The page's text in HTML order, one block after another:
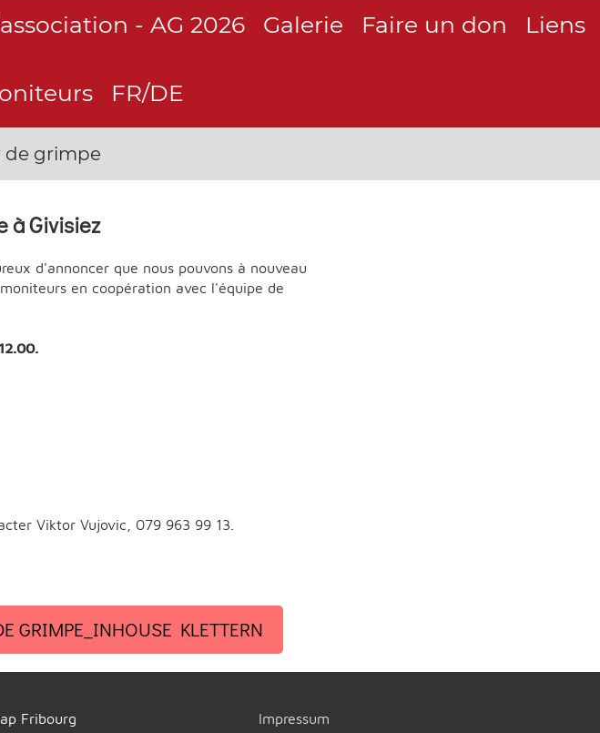
- AG 2026 Galerie Faire un don Liens
FR/DE
de grimpe
à Givisiez
d'annoncer que nous pouvons à nouveau
en coopération avec l'équipe de
Viktor Vujovic, 079 963 99 13.
GRIMPE_INHOUSE KLETTERN
Fribourg
Impressum